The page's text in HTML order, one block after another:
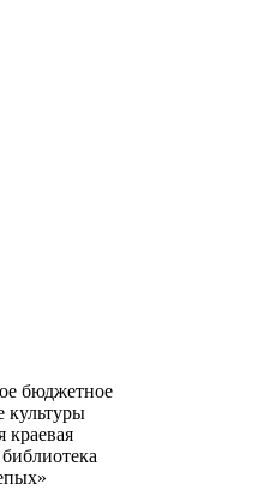
бюджетное
культуры
краевая